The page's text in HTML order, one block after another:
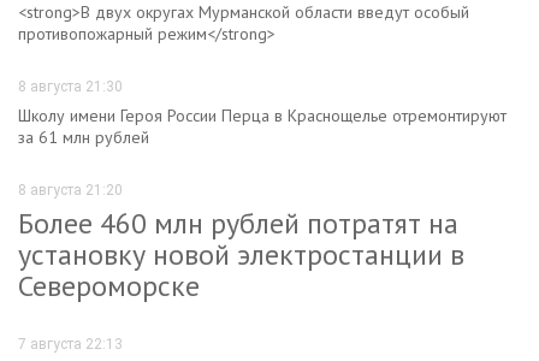
<strong>В двух округах Мурманской области введут особый
противопожарный режим</strong>
8 августа 21:30
Школу имени Героя России Перца в Краснощелье отремонтируют
за 61 млн рублей
8 августа 21:20
Более 460 млн рублей потратят на
установку новой электростанции в
Североморске
7 августа 22:13